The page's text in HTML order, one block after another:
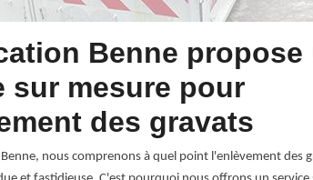
Benne propose
sur mesure pour
des gravats
Benne, nous comprenons à quel point l'enlèvement des